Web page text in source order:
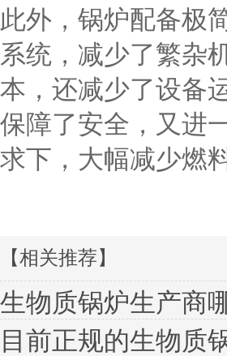
此外，锅炉配备极
系统，减少了繁杂
本，还减少了设备
保障了安全，又进
求下，大幅减少燃
【相关推荐】
生物质锅炉生产商
目前正规的生物质